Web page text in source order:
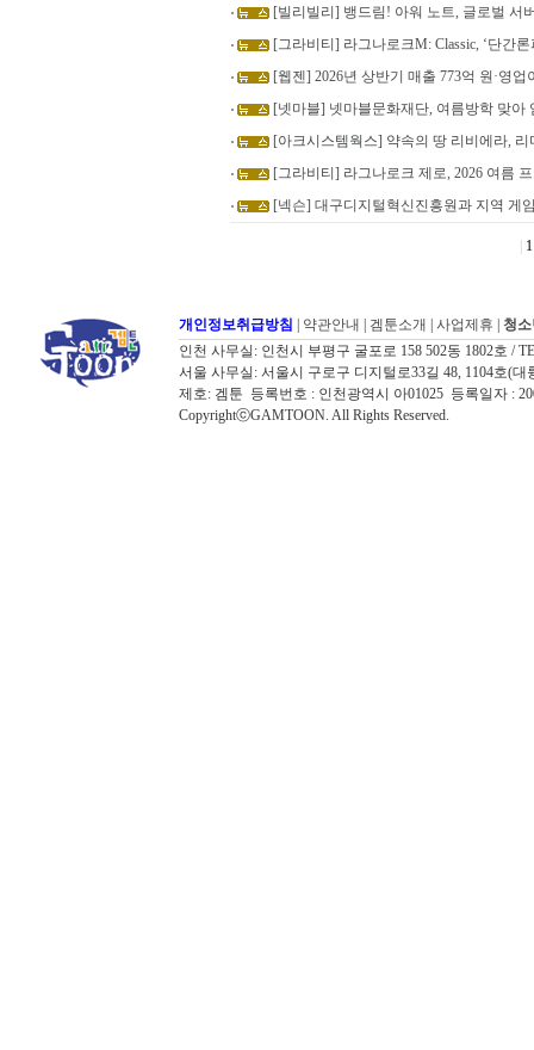
[빌리빌리] 뱅드림! 아워 노트, 글로벌 서
[그라비티] 라그나로크M: Classic, ‘단간
[웹젠] 2026년 상반기 매출 773억 원·영업
[넷마블] 넷마블문화재단, 여름방학 맞아
[아크시스템웍스] 약속의 땅 리비에라,
[그라비티] 라그나로크 제로, 2026 여름
[넥슨] 대구디지털혁신진흥원과 지역 게
1
개인정보취급방침 약관안내 겜툰소개 사업제휴
청
인천 사무실: 인천시 부평구 굴포로 158 502동 1802호 /
서울 사무실: 서울시 구로구 디지털로33길 48, 1104호(대
제호: 겜툰 등록번호 : 인천광역시 아01025 등록일자 :
CopyrightⓒGAMTOON. All Rights Reserved.